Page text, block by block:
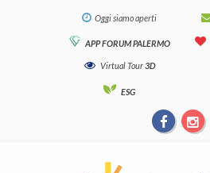
Oggi siamo aperti
APP FORUM PALERMO
Virtual Tour3D
ESG